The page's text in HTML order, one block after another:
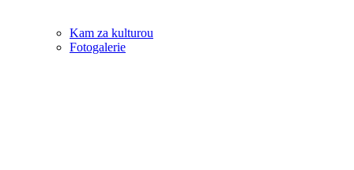
Kam za kulturou
Fotogalerie